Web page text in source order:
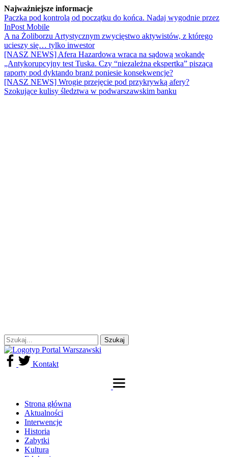
Najważniejsze informacje
Paczka pod kontrolą od początku do końca. Nadaj wygodnie przez
InPost Mobile
A na Żoliborzu Artystycznym zwycięstwo aktywistów, z którego
ucieszy się… tylko inwestor
[NASZ NEWS] Afera Hazardowa wraca na sądową wokandę
„Antykorupcyjny test Tuska. Czy “niezależna ekspertka” pisząca
raporty pod dyktando branż poniesie konsekwencje?
[NASZ NEWS] Wrogie przejęcie pod przykrywką afery?
Szokujące kulisy śledztwa w podwarszawskim banku
Kontakt
Strona główna
Aktualności
Interwencje
Historia
Zabytki
Kultura